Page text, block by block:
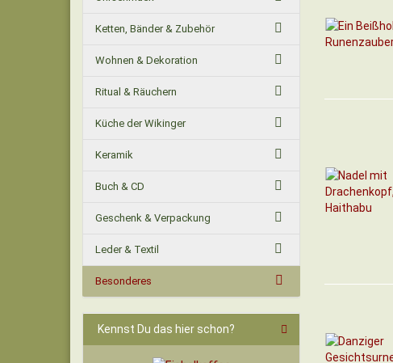
Ketten, Bänder & Zubehör
Wohnen & Dekoration
Ritual & Räuchern
Küche der Wikinger
Keramik
Buch & CD
Geschenk & Verpackung
Leder & Textil
Besonderes
Kennst Du das hier schon?